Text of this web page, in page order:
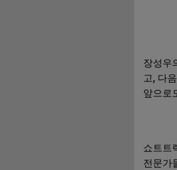
장성우
고, 다
앞으로
쇼트트
전문가